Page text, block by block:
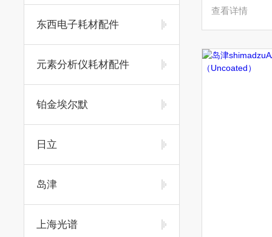
东西电子耗材配件
元素分析仪耗材配件
铂金埃尔默
日立
岛津
上海光谱
查看详情